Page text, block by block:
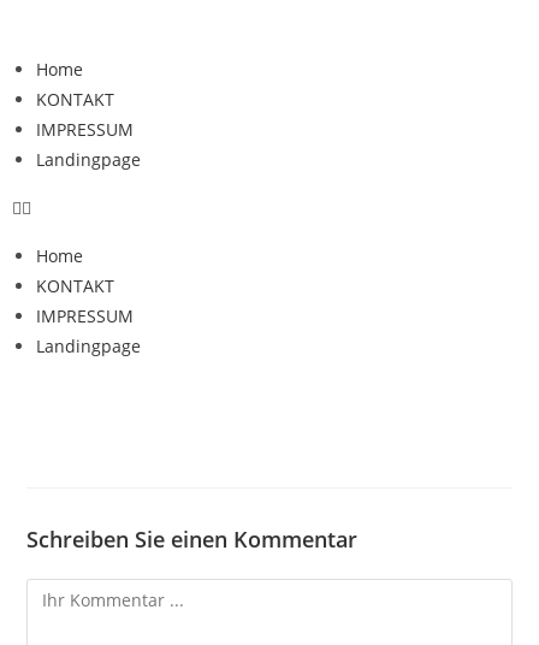
Home
KONTAKT
IMPRESSUM
Landingpage
Home
KONTAKT
IMPRESSUM
Landingpage
Schreiben Sie einen Kommentar